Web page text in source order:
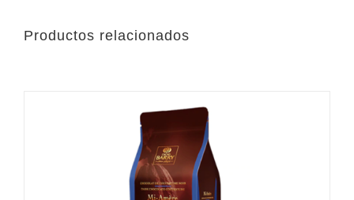
Productos relacionados